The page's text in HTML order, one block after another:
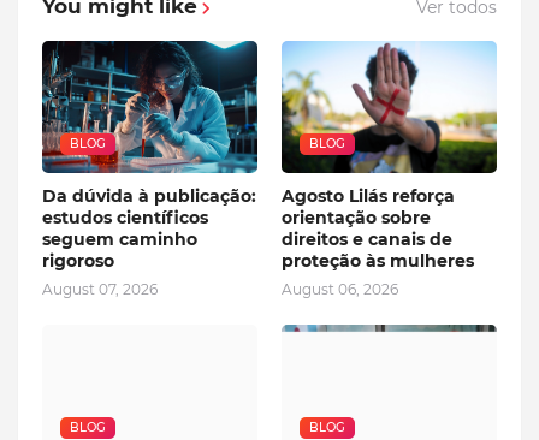
You might like Ver todos
BLOG
Da dúvida à publicação:
estudos científicos
seguem caminho
rigoroso
August 07, 2026
BLOG
Agosto Lilás reforça
orientação sobre
direitos e canais de
proteção às mulheres
August 06, 2026
BLOG BLOG